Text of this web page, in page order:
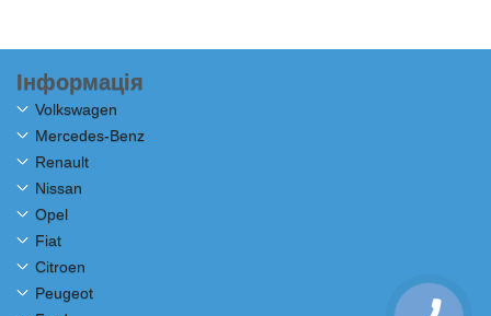
Інформація
Volkswagen
Mercedes-Benz
Renault
Nissan
Opel
Fiat
Citroen
Peugeot